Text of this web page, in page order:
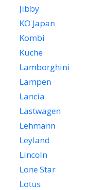
Jibby
KO Japan
Kombi
Küche
Lamborghini
Lampen
Lancia
Lastwagen
Lehmann
Leyland
Lincoln
Lone Star
Lotus